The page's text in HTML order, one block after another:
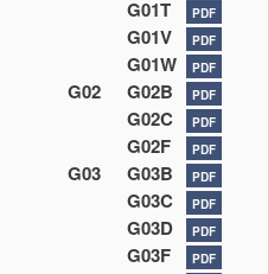
G01T PDF
G01V PDF
G01W PDF
G02 G02B PDF
G02C PDF
G02F PDF
G03 G03B PDF
G03C PDF
G03D PDF
G03F PDF